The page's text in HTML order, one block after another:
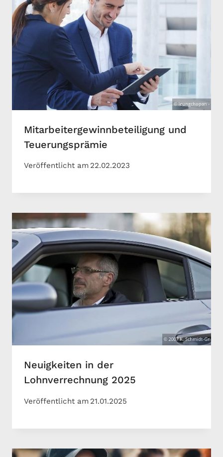
Mitarbeitergewinnbeteiligung und
Teuerungsprämie
Veröffentlicht am 22.02.2023
Neuigkeiten in der
Lohnverrechnung 2025
Veröffentlicht am 21.01.2025